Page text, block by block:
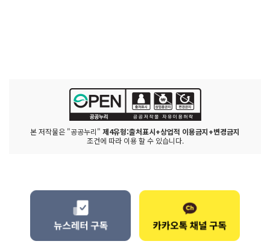
본 저작물은 "공공누리" 제4유형:출처표시+상업적 이용금지+변경금지
조건에 따라 이용 할 수 있습니다.